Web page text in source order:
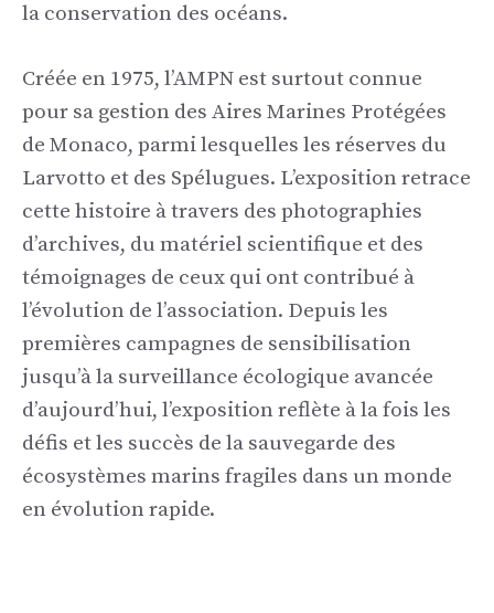
la conservation des océans.
Créée en 1975, l’AMPN est surtout connue
pour sa gestion des Aires Marines Protégées
de Monaco, parmi lesquelles les réserves du
Larvotto et des Spélugues. L’exposition retrace
cette histoire à travers des photographies
d’archives, du matériel scientifique et des
témoignages de ceux qui ont contribué à
l’évolution de l’association. Depuis les
premières campagnes de sensibilisation
jusqu’à la surveillance écologique avancée
d’aujourd’hui, l’exposition reflète à la fois les
défis et les succès de la sauvegarde des
écosystèmes marins fragiles dans un monde
en évolution rapide.